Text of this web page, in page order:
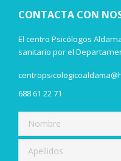
CONTACTA CON
El centro Psicólogos
sanitario por el
688 61 22 71